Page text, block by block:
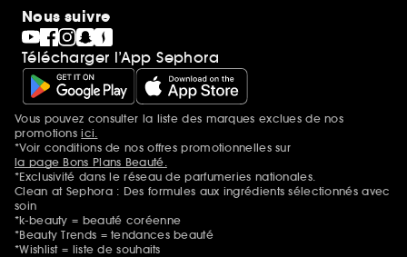
Nous suivre
Télécharger l’App Sephora
Mentions additionnelles
Vous pouvez consulter la liste des marques exclues de nos
promotionsici.
*Voir conditions de nos offres promotionnelles sur
la page Bons Plans Beauté.
*Exclusivité dans le réseau de parfumeries nationales.
Clean at Sephora : Des formules aux ingrédients sélectionnés avec
soin
*k-beauty = beauté coréenne
*Beauty Trends = tendances beauté
*Wishlist = liste de souhaits